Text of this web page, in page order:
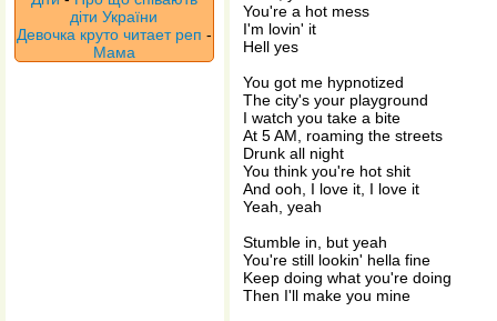
діти України
Девочка круто читает реп -
Мама
You're a hot mess
I'm lovin' it
Hell yes
You got me hypnotized
The city's your playground
I watch you take a bite
At 5 AM, roaming the streets
Drunk all night
You think you're hot shit
And ooh, I love it, I love it
Yeah, yeah
Stumble in, but yeah
You're still lookin' hella fine
Keep doing what you're doing
Then I'll make you mine